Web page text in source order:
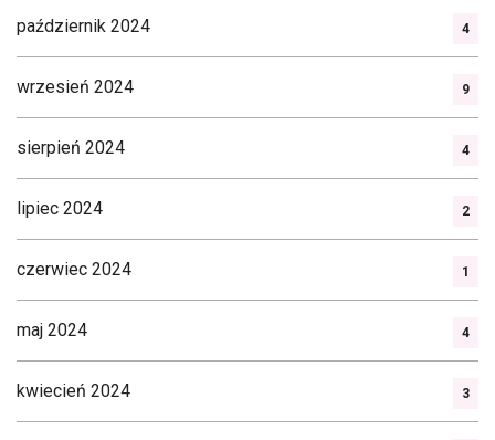
październik 2024 4
wrzesień 2024 9
sierpień 2024 4
lipiec 2024 2
czerwiec 2024 1
maj 2024 4
kwiecień 2024 3